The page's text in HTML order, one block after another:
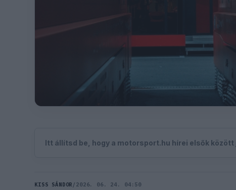
Itt állítsd be, hogy a motorsport.hu hírei elsők között
KISS SÁNDOR / 2026. 06. 24. 04:50